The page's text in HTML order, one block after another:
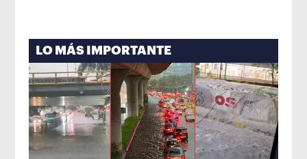
LO MÁS IMPORTANTE